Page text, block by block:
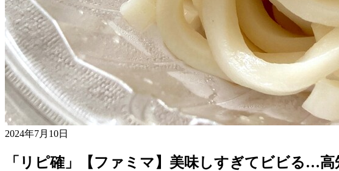
2024年7月10日
「リピ確」【ファミマ】美味しすぎてビビる…